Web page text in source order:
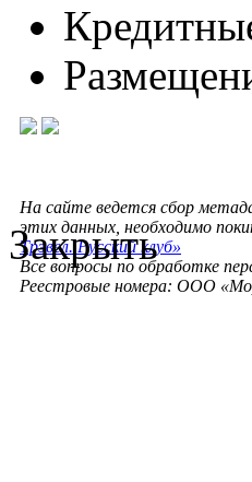
На сайте ведется сбор
этих данных, необходимо
Трэвел. Русский клуб»
Все вопросы по обработке
Реестровые номера: ООО
Закрыть